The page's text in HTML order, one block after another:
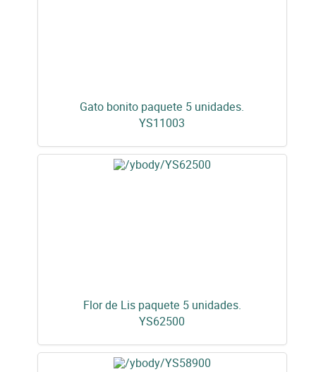
Gato bonito paquete 5 unidades.
YS11003
Flor de Lis paquete 5 unidades.
YS62500